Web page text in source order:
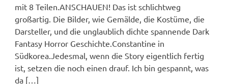
mit 8 Teilen.ANSCHAUEN! Das ist schlichtweg
großartig. Die Bilder, wie Gemälde, die Kostüme, die
Darsteller, und die unglaublich dichte spannende Dark
Fantasy Horror Geschichte.Constantine in
Südkorea.Jedesmal, wenn die Story eigentlich fertig
ist, setzen die noch einen drauf. Ich bin gespannt, was
da […]